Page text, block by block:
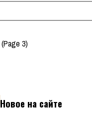
(Page 3)
Новое на сайте